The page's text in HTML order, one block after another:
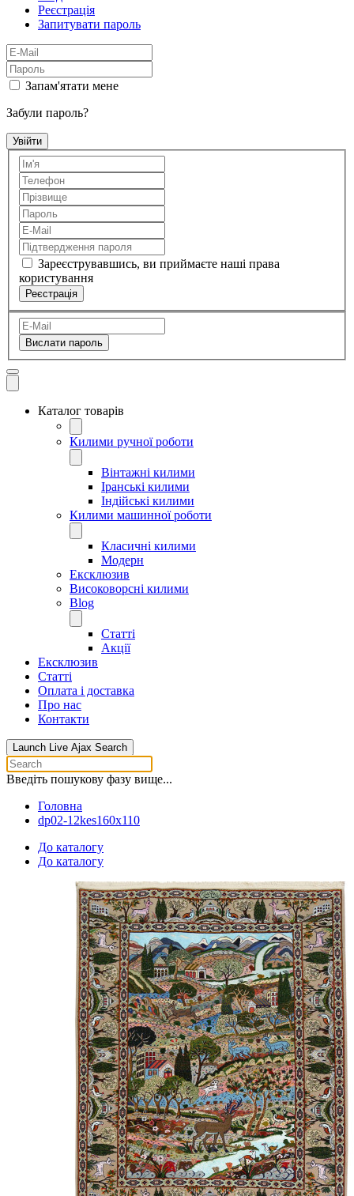
Реєстрація
Запитувати пароль
Запам'ятати мене
Забули пароль?
Зареєструвавшись, ви приймаєте наші права
користування
Каталог товарів
Килими ручної роботи
Вінтажні килими
Іранські килими
Індійські килими
Килими машинної роботи
Класичні килими
Модерн
Ексклюзив
Високоворсні килими
Blog
Статті
Акції
Ексклюзив
Статті
Оплата і доставка
Про нас
Контакти
Launch Live Ajax Search
Введіть пошукову фазу вище...
Головна
dp02-12kes160x110
До каталогу
До каталогу